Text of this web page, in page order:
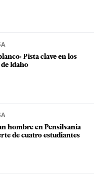
Pista clave en los
Idaho
hombre en Pensilvania
de cuatro estudiantes